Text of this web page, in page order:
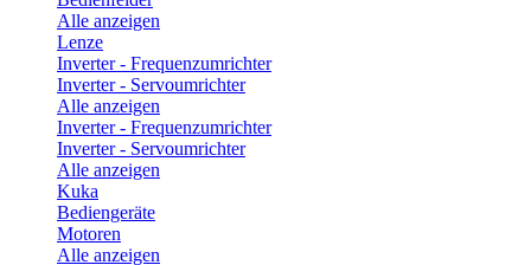
Alle anzeigen
Lenze
Inverter - Frequenzumrichter
Inverter - Servoumrichter
Alle anzeigen
Inverter - Frequenzumrichter
Inverter - Servoumrichter
Alle anzeigen
Kuka
Bediengeräte
Motoren
Alle anzeigen